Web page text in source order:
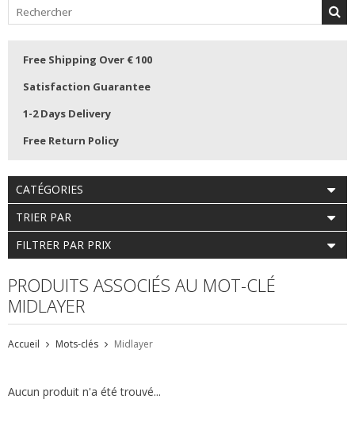
Free Shipping Over € 100
Satisfaction Guarantee
1-2 Days Delivery
Free Return Policy
CATÉGORIES
TRIER PAR
FILTRER PAR PRIX
PRODUITS ASSOCIÉS AU MOT-CLÉ
MIDLAYER
Accueil Mots-clés Midlayer
Aucun produit n'a été trouvé...